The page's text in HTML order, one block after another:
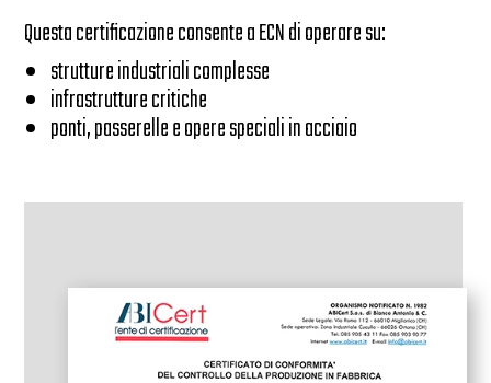
Questa certificazione consente a ECN di operare su:
strutture industriali complesse
infrastrutture critiche
ponti, passerelle e opere speciali in acciaio